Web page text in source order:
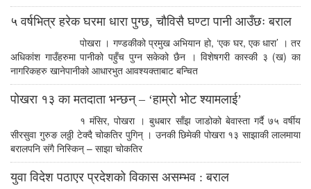
५ वर्षभित्र हरेक घरमा धारा पुग्छ, चौविसै घण्टा पानी आउँछः बराल
पोखरा । गण्डकीको प्रमुख अभियान हो, ‘एक घर, एक धारा’ । तर
अधिकांश गाउँहरुमा पानीको पहुँच पुग्न सकेको छैन । विशेषगरी कास्की ३ (ख) का
नागरिकहरु खानेपानीको आधारभुत आवश्यक्ताबाट बन्चित
पोखरा १३ का मतदाता भन्छन् – ‘हाम्रो भोट श्यामलाई’
१ मंसिर, पोखरा । बुधबार साँझ जाडोको बेवास्ता गर्दै ७५ वर्षीय
सीरसुवा गुरुङ लठ्ठी टेक्दै चोकतिर पुगिन् । उनकी छिमेकी पोखरा १३ साझाकी लालमाया
बरालपनि संगै निस्किन् – साझा चोकतिर
युवा विदेश पठाएर प्रदेशको विकास असम्भव : बराल